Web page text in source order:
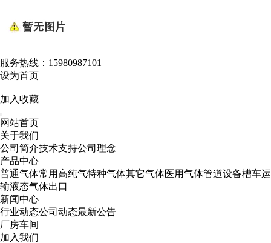
服务热线： 15980987101
设为首页
|
加入收藏
网站首页
关于我们
公司简介技术支持公司理念
产品中心
普通气体常用高纯气特种气体其它气体医用气体管道设备槽车运
输液态气体出口
新闻中心
行业动态公司动态最新公告
厂房车间
加入我们